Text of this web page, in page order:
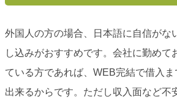
外国人の方の場合、日本語に自信がな
し込みがおすすめです。会社に勤めて
ている方であれば、WEB完結で借入
出来るからです。ただし収入面など不